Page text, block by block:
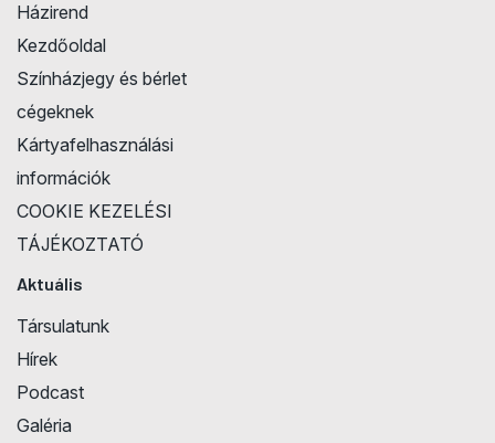
Házirend
Kezdőoldal
Színházjegy és bérlet
cégeknek
Kártyafelhasználási
információk
COOKIE KEZELÉSI
TÁJÉKOZTATÓ
Aktuális
Társulatunk
Hírek
Podcast
Galéria